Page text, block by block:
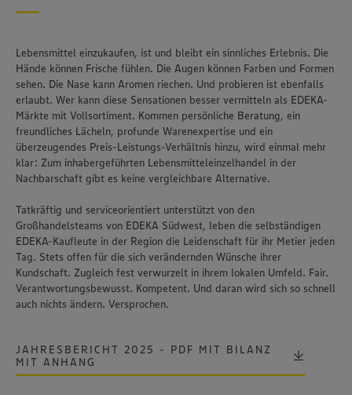
Lebensmittel einzukaufen, ist und bleibt ein sinnliches Erlebnis. Die
Hände können Frische fühlen. Die Augen können Farben und Formen
sehen. Die Nase kann Aromen riechen. Und probieren ist ebenfalls
erlaubt. Wer kann diese Sensationen besser vermitteln als EDEKA-
Märkte mit Vollsortiment. Kommen persönliche Beratung, ein
freundliches Lächeln, profunde Warenexpertise und ein
überzeugendes Preis-Leistungs-Verhältnis hinzu, wird einmal mehr
klar: Zum inhabergeführten Lebensmitteleinzelhandel in der
Nachbarschaft gibt es keine vergleichbare Alternative.
Tatkräftig und serviceorientiert unterstützt von den
Großhandelsteams von EDEKA Südwest, leben die selbständigen
EDEKA-Kaufleute in der Region die Leidenschaft für ihr Metier jeden
Tag. Stets offen für die sich verändernden Wünsche ihrer
Kundschaft. Zugleich fest verwurzelt in ihrem lokalen Umfeld. Fair.
Verantwortungsbewusst. Kompetent. Und daran wird sich so schnell
auch nichts ändern. Versprochen.
JAHRESBERICHT 2025 - PDF MIT BILANZ
MIT ANHANG